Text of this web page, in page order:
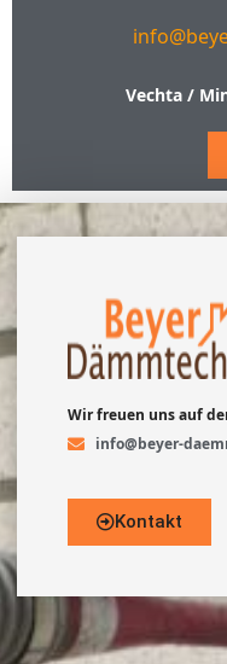
Vechta /
Wir freuen uns auf
info@beyer-
Kontakt